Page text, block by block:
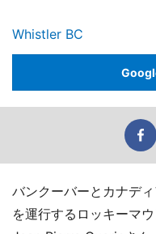
Whistler BC
バンクーバーとカナデ
を運行するロッキーマ